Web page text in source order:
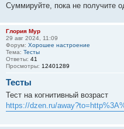
Суммируйте, пока не получите
Глория Мур
29 авг 2024, 11:09
Форум: Хорошее настроение
Тема: Тесты
Ответы: 41
Просмотры: 12401289
Тесты
Тест на когнитивный возраст
https://dzen.ru/